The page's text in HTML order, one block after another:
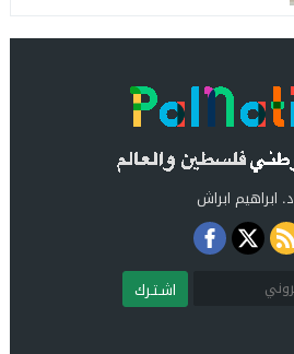
د. ابراهيم ابراش
اشـتـرك